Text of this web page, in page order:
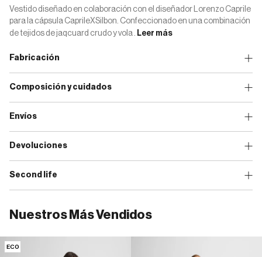
Vestido diseñado en colaboración con el diseñador Lorenzo Caprile
para la cápsula CaprileXSilbon. Confeccionado en una combinación
de tejidos de jaqcuard crudo y vola .
Leer más
Fabricación
Composición y cuidados
Envíos
Devoluciones
Second life
Nuestros Más Vendidos
ECO